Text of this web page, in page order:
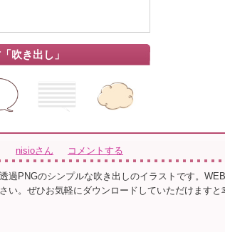
吹き出し」
nisioさん コメントする
透過PNGのシンプルな吹き出しのイラストです。
さい。ぜひお気軽にダウンロードしていただけますと